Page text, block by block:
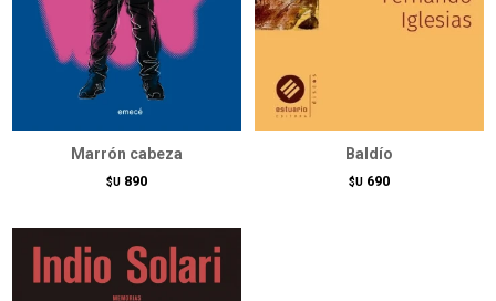
Marrón cabeza
$U 890
Baldío
$U 690